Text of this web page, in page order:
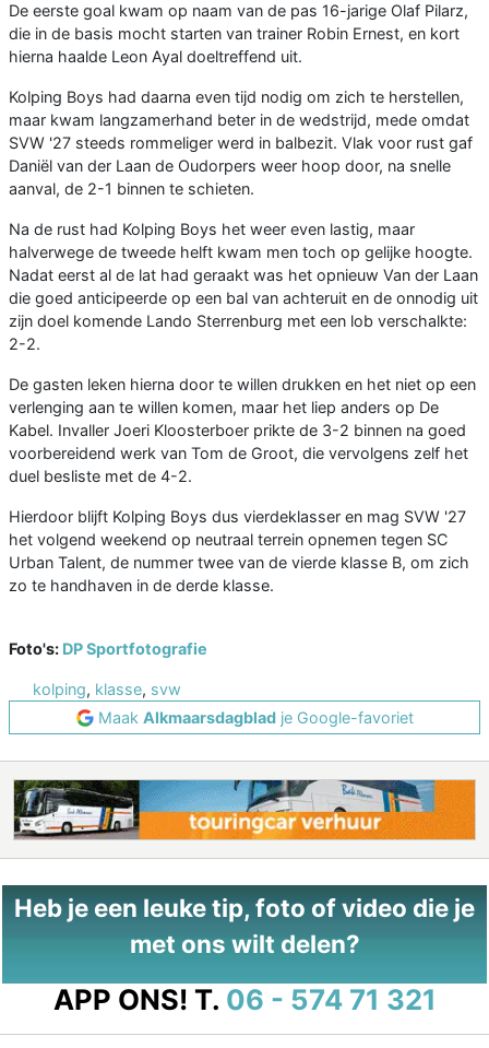
De eerste goal kwam op naam van de pas 16-jarige Olaf Pilarz,
die in de basis mocht starten van trainer Robin Ernest, en kort
hierna haalde Leon Ayal doeltreffend uit.
Kolping Boys had daarna even tijd nodig om zich te herstellen,
maar kwam langzamerhand beter in de wedstrijd, mede omdat
SVW '27 steeds rommeliger werd in balbezit. Vlak voor rust gaf
Daniël van der Laan de Oudorpers weer hoop door, na snelle
aanval, de 2-1 binnen te schieten.
Na de rust had Kolping Boys het weer even lastig, maar
halverwege de tweede helft kwam men toch op gelijke hoogte.
Nadat eerst al de lat had geraakt was het opnieuw Van der Laan
die goed anticipeerde op een bal van achteruit en de onnodig uit
zijn doel komende Lando Sterrenburg met een lob verschalkte:
2-2.
De gasten leken hierna door te willen drukken en het niet op een
verlenging aan te willen komen, maar het liep anders op De
Kabel. Invaller Joeri Kloosterboer prikte de 3-2 binnen na goed
voorbereidend werk van Tom de Groot, die vervolgens zelf het
duel besliste met de 4-2.
Hierdoor blijft Kolping Boys dus vierdeklasser en mag SVW '27
het volgend weekend op neutraal terrein opnemen tegen SC
Urban Talent, de nummer twee van de vierde klasse B, om zich
zo te handhaven in de derde klasse.
Foto's: DP Sportfotografie
kolping, klasse, svw
Maak Alkmaarsdagbladje Google-favoriet
Heb je een leuke tip, foto of video die je
met ons wilt delen?
APP ONS! T. 06 - 574 71 321